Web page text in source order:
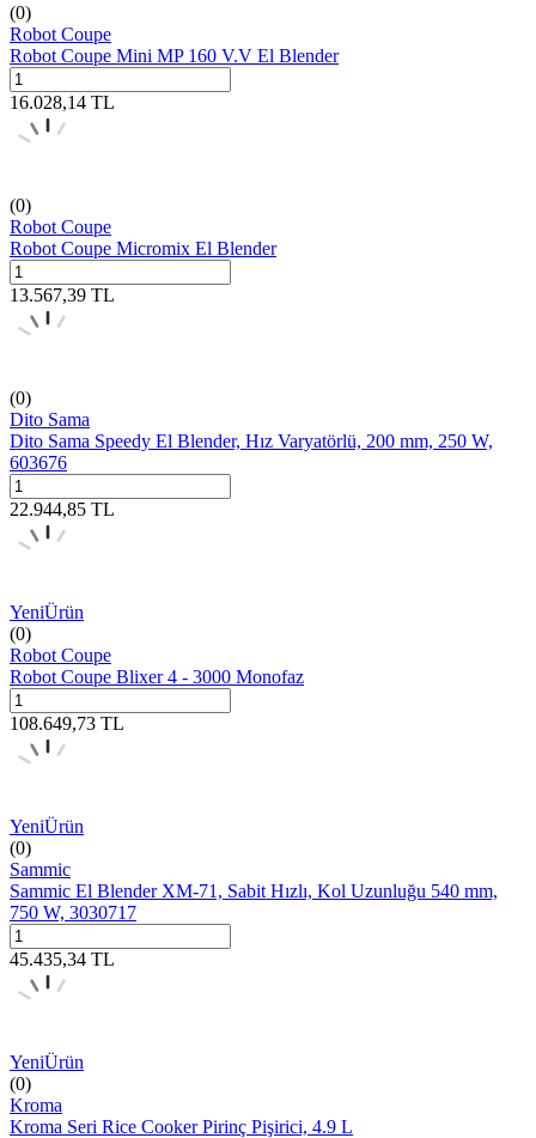
(0)
Robot Coupe
Robot Coupe Mini MP 160 V.V El Blender
16.028,14 TL
(0)
Robot Coupe
Robot Coupe Micromix El Blender
13.567,39 TL
(0)
Dito Sama
Dito Sama Speedy El Blender, Hız Varyatörlü, 200 mm, 250 W,
603676
22.944,85 TL
YeniÜrün
(0)
Robot Coupe
Robot Coupe Blixer 4 - 3000 Monofaz
108.649,73 TL
YeniÜrün
(0)
Sammic
Sammic El Blender XM-71, Sabit Hızlı, Kol Uzunluğu 540 mm,
750 W, 3030717
45.435,34 TL
YeniÜrün
(0)
Kroma
Kroma Seri Rice Cooker Pirinç Pişirici, 4.9 L